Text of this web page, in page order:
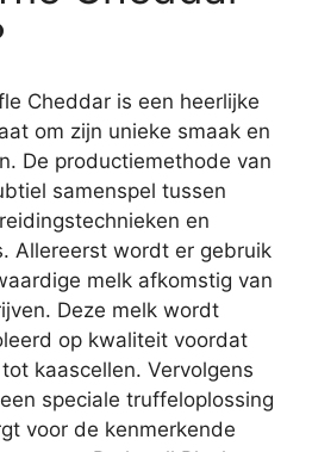
Cheddar is een heerlijke
om zijn unieke smaak en
De productiemethode van
samenspel tussen
en
Allereerst wordt er gebruik
melk afkomstig van
Deze melk wordt
op kwaliteit voordat
kaascellen. Vervolgens
speciale truffeloplossing
voor de kenmerkende